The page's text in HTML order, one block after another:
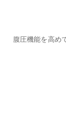
腹圧機能を高め